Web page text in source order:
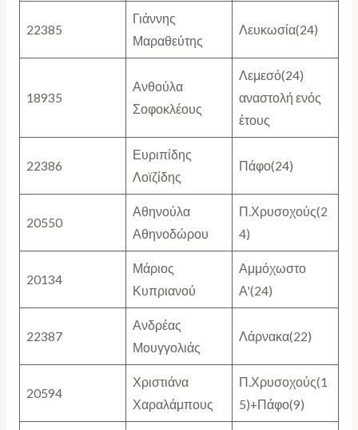
22385
Γιάννης
Μαραθεύτης
Λευκωσία(24)
18935
Ανθούλα
Σοφοκλέους
Λεμεσό(24)
αναστολή ενός
έτους
22386
Ευριπίδης
Λοϊζίδης
Πάφο(24)
20550
Αθηνούλα
Αθηνοδώρου
Π.Χρυσοχούς(2
4)
20134
Μάριος
Κυπριανού
Αμμόχωστο
Α'(24)
22387
Ανδρέας
Μουγγολιάς
Λάρνακα(22)
20594
Χριστιάνα
Χαραλάμπους
Π.Χρυσοχούς(1
5)+Πάφο(9)